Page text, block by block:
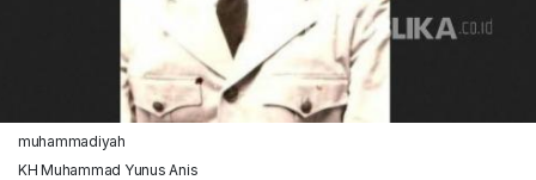
muhammadiyah
KH Muhammad Yunus Anis